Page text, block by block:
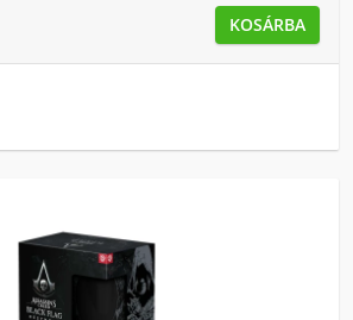
KOSÁRBA